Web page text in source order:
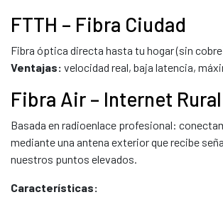
FTTH – Fibra Ciudad
Fibra óptica directa hasta tu hogar (sin
Ventajas: velocidad real, baja latencia,
Fibra Air – Internet Rural
Basada en radioenlace profesional:
mediante una antena exterior que recibe
nuestros puntos elevados.
Características: